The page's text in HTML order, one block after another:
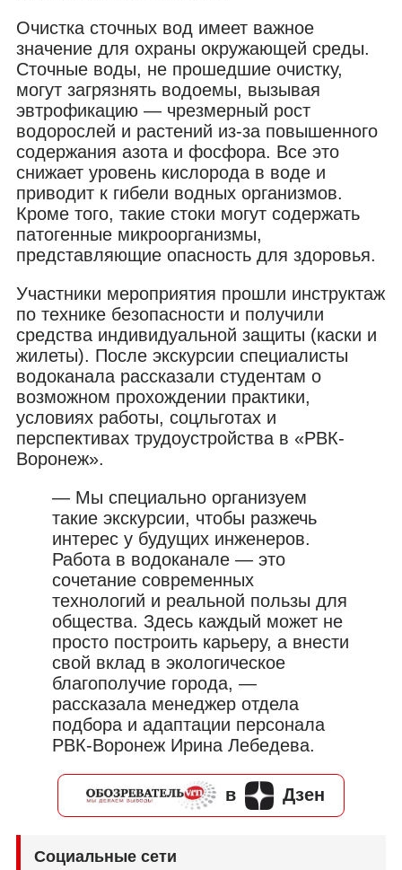
Очистка сточных вод имеет важное
значение для охраны окружающей среды.
Сточные воды, не прошедшие очистку,
могут загрязнять водоемы, вызывая
эвтрофикацию — чрезмерный рост
водорослей и растений из-за повышенного
содержания азота и фосфора. Все это
снижает уровень кислорода в воде и
приводит к гибели водных организмов.
Кроме того, такие стоки могут содержать
патогенные микроорганизмы,
представляющие опасность для здоровья.
Участники мероприятия прошли инструктаж
по технике безопасности и получили
средства индивидуальной защиты (каски и
жилеты). После экскурсии специалисты
водоканала рассказали студентам о
возможном прохождении практики,
условиях работы, соцльготах и
перспективах трудоустройства в «РВК-
Воронеж».
— Мы специально организуем
такие экскурсии, чтобы разжечь
интерес у будущих инженеров.
Работа в водоканале — это
сочетание современных
технологий и реальной пользы для
общества. Здесь каждый может не
просто построить карьеру, а внести
свой вклад в экологическое
благополучие города, —
рассказала менеджер отдела
подбора и адаптации персонала
РВК-Воронеж Ирина Лебедева.
в Дзен
Социальные сети